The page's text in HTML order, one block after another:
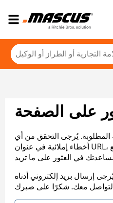
على الصفحة
المطلوبة. يُرجى التحقق من أي
أخطاء إملائية في عنوان URL، أو عرض خريطة الموقع
إرسال بريد إلكتروني أدناه